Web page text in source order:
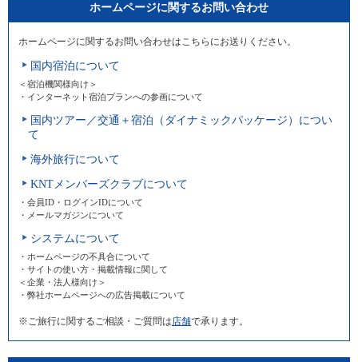
ホームページに関するお問い合わせ
ホームページに関するお問い合わせはこちらにお送りください。
国内宿泊について
＜宿泊機関様向け＞
・インターネット宿泊プランへの参画について
国内ツアー／交通＋宿泊（ダイナミックパッケージ）につい
て
海外旅行について
KNTメンバーズクラブについて
・会員ID・ログインIDについて
・メールマガジンについて
システムについて
・ホームページの不具合について
・サイトの使い方・掲載情報に関して
＜企業・法人様向け＞
・弊社ホームページへの広告掲載について
※ご旅行に関するご相談・ご質問は 店舗で承ります。